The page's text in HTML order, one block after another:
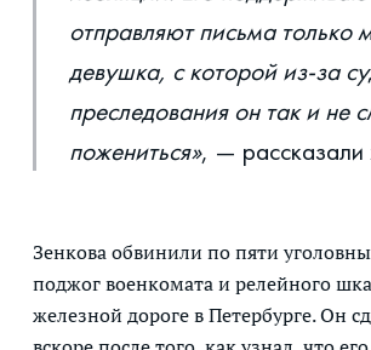
отправляют письма только
девушка, с которой из-за
преследования он так и не
пожениться», — рассказали
Зенкова обвинили по пяти
поджог военкомата и релейного
железной дороге в Петербурге. Он